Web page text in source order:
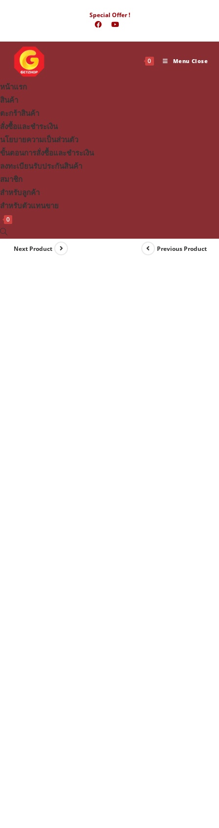
Special Offer !
0 Menu Close
หน้าแรก
สินค้า
ตะกร้าสินค้า
สั่งซื้อและชำระเงิน
นโยบายความเป็นส่วนตัว
ขั้นตอนการสั่งซื้อและชำระเงิน
ลงทะเบียนรับประกันสินค้า
สมาชิก
สำหรับลูกค้า
สำหรับตัวแทนขาย
0
Toggle
website
Previous Product
Next Product